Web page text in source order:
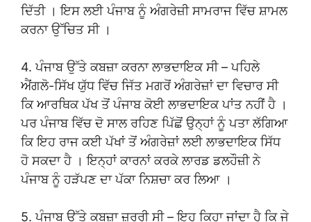
ਦਿੱਤੀ । ਇਸ ਲਈ ਪੰਜਾਬ ਨੂੰ ਅੰਗਰੇਜ਼ੀ ਸਾਮਰਾਜ ਵਿੱਚ ਸ਼ਾਮਲ
ਕਰਨਾ ਉੱਚਿਤ ਸੀ ।
4. ਪੰਜਾਬ ਉੱਤੇ ਕਬਜ਼ਾ ਕਰਨਾ ਲਾਭਦਾਇਕ ਸੀ – ਪਹਿਲੇ
ਐਂਗਲੋ-ਸਿੱਖ ਯੁੱਧ ਵਿੱਚ ਜਿੱਤ ਮਗਰੋਂ ਅੰਗਰੇਜ਼ਾਂ ਦਾ ਵਿਚਾਰ ਸੀ
ਕਿ ਆਰਥਿਕ ਪੱਖ ਤੋਂ ਪੰਜਾਬ ਕੋਈ ਲਾਭਦਾਇਕ ਪਾਂਤ ਨਹੀਂ ਹੈ ।
ਪਰ ਪੰਜਾਬ ਵਿੱਚ ਦੋ ਸਾਲ ਰਹਿਣ ਪਿੱਛੋਂ ਉਨ੍ਹਾਂ ਨੂੰ ਪਤਾ ਲੱਗਿਆ
ਕਿ ਇਹ ਰਾਜ ਕਈ ਪੱਖਾਂ ਤੋਂ ਅੰਗਰੇਜ਼ਾਂ ਲਈ ਲਾਭਦਾਇਕ ਸਿੱਧ
ਹੋ ਸਕਦਾ ਹੈ । ਇਨ੍ਹਾਂ ਕਾਰਨਾਂ ਕਰਕੇ ਲਾਰਡ ਡਲਹੌਜ਼ੀ ਨੇ
ਪੰਜਾਬ ਨੂੰ ਹੜੱਪਣ ਦਾ ਪੱਕਾ ਨਿਸ਼ਚਾ ਕਰ ਲਿਆ ।
5. ਪੰਜਾਬ ਉੱਤੇ ਕਬਜ਼ਾ ਜ਼ਰੂਰੀ ਸੀ – ਇਹ ਕਿਹਾ ਜਾਂਦਾ ਹੈ ਕਿ ਜੇ